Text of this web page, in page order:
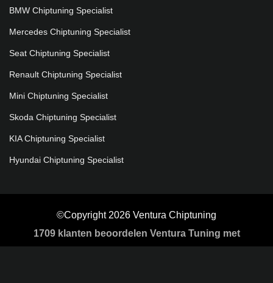
BMW Chiptuning Specialist
Mercedes Chiptuning Specialist
Seat Chiptuning Specialist
Renault Chiptuning Specialist
Mini Chiptuning Specialist
Skoda Chiptuning Specialist
KIA Chiptuning Specialist
Hyundai Chiptuning Specialist
©Copyright 2026 Ventura Chiptuning
1709klanten beoordelen Ventura Tuning met